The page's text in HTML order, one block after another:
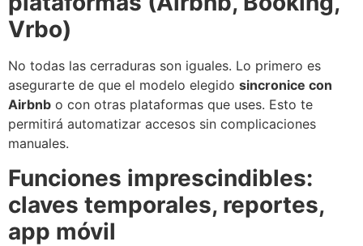
Vrbo)
No todas las cerraduras son iguales. Lo primero es
asegurarte de que el modelo elegido sincronice con
Airbnb o con otras plataformas que uses. Esto te
permitirá automatizar accesos sin complicaciones
manuales.
Funciones imprescindibles:
claves temporales, reportes,
app móvil